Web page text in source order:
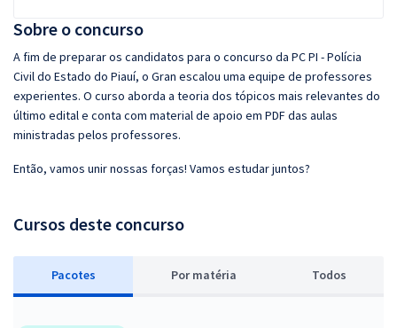
Sobre o concurso
A fim de preparar os candidatos para o concurso da PC PI - Polícia
Civil do Estado do Piauí, o Gran escalou uma equipe de professores
experientes. O curso aborda a teoria dos tópicos mais relevantes do
último edital e conta com material de apoio em PDF das aulas
ministradas pelos professores.
Então, vamos unir nossas forças! Vamos estudar juntos?
Cursos deste concurso
Pacotes Por matéria Todos